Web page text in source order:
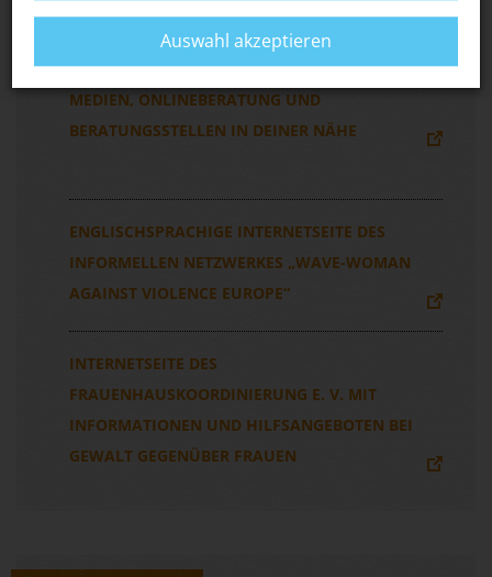
EIN JUGENDPORTAL ZUM THEMA
ZWANGSHEIRAT MIT INFORMATIONEN,
MEDIEN, ONLINEBERATUNG UND
BERATUNGSSTELLEN IN DEINER NÄHE
ENGLISCHSPRACHIGE INTERNETSEITE DES
INFORMELLEN NETZWERKES „WAVE-WOMAN
AGAINST VIOLENCE EUROPE“
INTERNETSEITE DES
FRAUENHAUSKOORDINIERUNG E. V. MIT
INFORMATIONEN UND HILFSANGEBOTEN BEI
GEWALT GEGENÜBER FRAUEN
Auswahl akzeptieren